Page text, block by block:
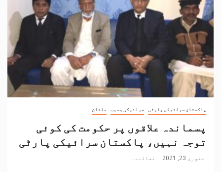
پاکستان سرائیکی پارٹی سرائیکی وسیب ملتان
پسماندہ علاقوں پر حکومت کی کوئی
توجہ نہیں، پاکستان سرائیکی پارٹی
جنوری 23, 2021 نمائندہ